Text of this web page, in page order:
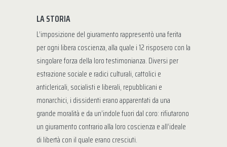
LA STORIA
L’imposizione del giuramento rappresentò una ferita
per ogni libera coscienza, alla quale i 12 risposero con la
singolare forza della loro testimonianza. Diversi per
estrazione sociale e radici culturali, cattolici e
anticlericali, socialisti e liberali, repubblicani e
monarchici, i dissidenti erano apparentati da una
grande moralità e da un’indole fuori dal coro: rifiutarono
un giuramento contrario alla loro coscienza e all’ideale
di libertà con il quale erano cresciuti.